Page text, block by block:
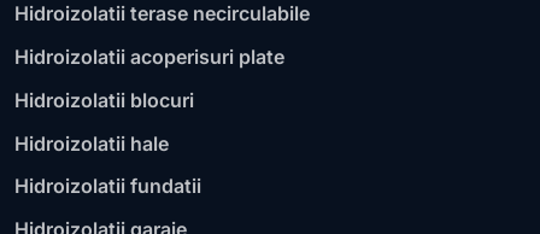
Hidroizolatii terase necirculabile
Hidroizolatii acoperisuri plate
Hidroizolatii blocuri
Hidroizolatii hale
Hidroizolatii fundatii